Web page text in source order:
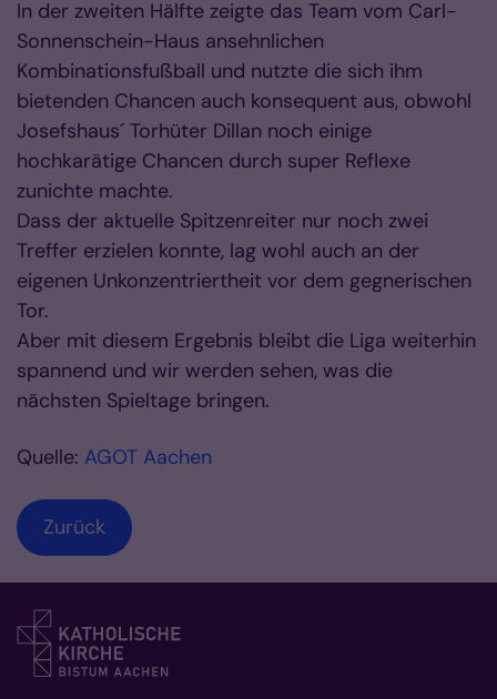
In der zweiten Hälfte zeigte das Team vom Carl-
Sonnenschein-Haus ansehnlichen
Kombinationsfußball und nutzte die sich ihm
bietenden Chancen auch konsequent aus, obwohl
Josefshaus´ Torhüter Dillan noch einige
hochkarätige Chancen durch super Reflexe
zunichte machte.
Dass der aktuelle Spitzenreiter nur noch zwei
Treffer erzielen konnte, lag wohl auch an der
eigenen Unkonzentriertheit vor dem gegnerischen
Tor.
Aber mit diesem Ergebnis bleibt die Liga weiterhin
spannend und wir werden sehen, was die
nächsten Spieltage bringen.
Quelle: AGOT Aachen
Zurück